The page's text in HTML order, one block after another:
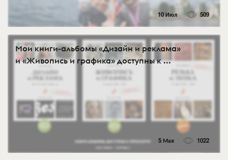
10 Июл 509
Мои книги-альбомы «Дизайн и реклама»
и «Живопись и графика» доступны к ...
5 Мая 1022